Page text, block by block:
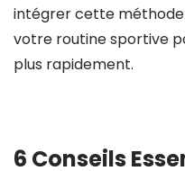
intégrer cette
votre routine sportive
plus rapidement.
6 Conseils